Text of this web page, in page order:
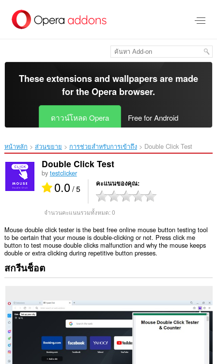
These extensions and wallpapers are made
for theOpera browser.
ดาวน์โหลด Opera Free for Android
หน้าหลัก ส่วนขยาย การช่วยสำหรับการเข้าถึง Double Click Test‎
Double Click Test
by testclicker
0.0/ 5 คะแนนของคุณ
จำนวนคะแนนรวมทั้งหมด:0
Mouse double click tester is the best free online mouse button testing tool
to be certain that your mouse is double-clicking or not. Press click me
button to test mouse double clicks malfunction and why the mouse keeps
double or extra clicking during repetitive button presses.
สกรีนช็อต